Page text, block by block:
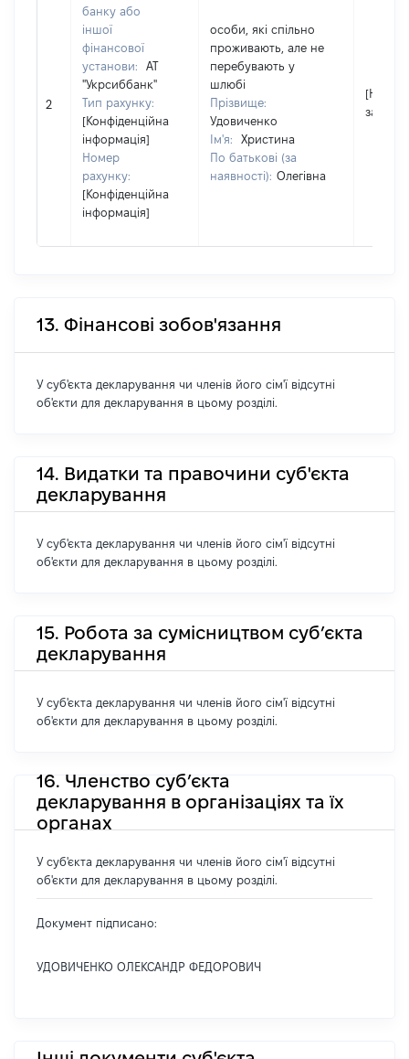
2
банку або
іншої
фінансової
установи:
АТ
"Укрсиббанк"
Тип рахунку:
[Конфіденційна
інформація]
Номер
рахунку:
[Конфіденційна
інформація]
особи, які спільно
проживають, але не
перебувають у
шлюбі
Прізвище:
Удовиченко
Ім'я:
Христина
По батькові (за
наявності): Олегівна
[Не
13. Фінансові зобов'язання
У суб'єкта декларування чи членів його сім'ї відсутні
об'єкти для декларування в цьому розділі.
14. Видатки та правочини суб'єкта
декларування
У суб'єкта декларування чи членів його сім'ї відсутні
об'єкти для декларування в цьому розділі.
15. Робота за сумісництвом суб’єкта
декларування
У суб'єкта декларування чи членів його сім'ї відсутні
об'єкти для декларування в цьому розділі.
16. Членство суб’єкта
декларування в організаціях та їх
органах
У суб'єкта декларування чи членів його сім'ї відсутні
об'єкти для декларування в цьому розділі.
Документ підписано:
УДОВИЧЕНКО ОЛЕКСАНДР ФЕДОРОВИЧ